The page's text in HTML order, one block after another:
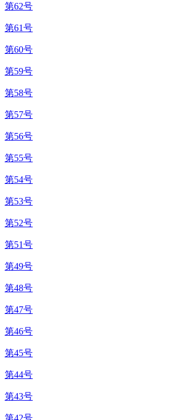
第62号
第61号
第60号
第59号
第58号
第57号
第56号
第55号
第54号
第53号
第52号
第51号
第49号
第48号
第47号
第46号
第45号
第44号
第43号
第42号